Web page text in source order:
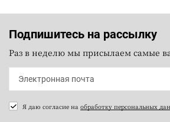
Подпишитесь на рассылку
Раз в неделю мы присылаем самые
Я даю согласие на обработку персональных